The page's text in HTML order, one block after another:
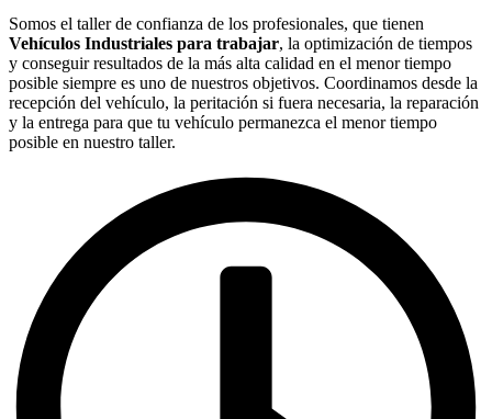
Somos el taller de confianza de los profesionales, que tienen
Vehículos Industriales para trabajar, la optimización de tiempos
y conseguir resultados de la más alta calidad en el menor tiempo
posible siempre es uno de nuestros objetivos. Coordinamos desde la
recepción del vehículo, la peritación si fuera necesaria, la reparación
y la entrega para que tu vehículo permanezca el menor tiempo
posible en nuestro taller.